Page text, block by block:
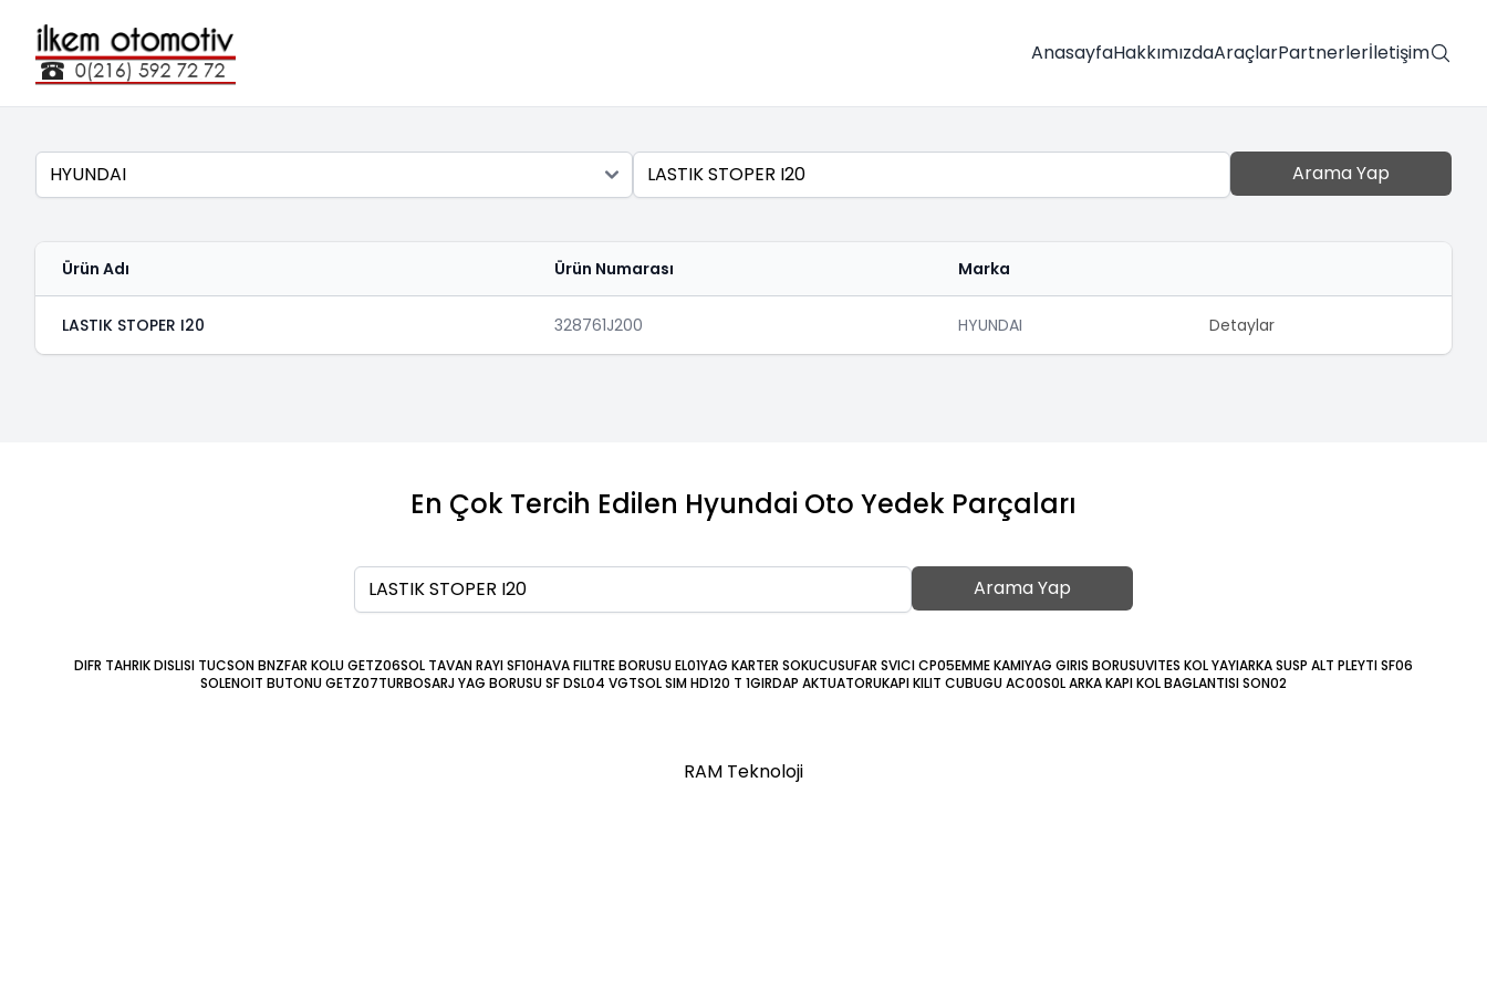
AnasayfaHakkımızdaAraçlarPartnerlerİletişim
Marka Ara Arama Yap
Ürün Adı Ürün Numarası Marka
LASTIK STOPER I20 328761J200 HYUNDAI Detaylar
En Çok Tercih Edilen Hyundai Oto Yedek Parçaları
Ara Arama Yap
DIFR TAHRIK DISLISI TUCSON BNZFAR KOLU GETZ06SOL TAVAN RAYI SF10HAVA FILITRE BORUSU EL01YAG KARTER SOKUCUSUFAR SVICI CP05EMME KAMIYAG GIRIS BORUSUVITES KOL YAYIARKA SUSP ALT PLEYTI SF06
SOLENOIT BUTONU GETZ07TURBOSARJ YAG BORUSU SF DSL04 VGTSOL SIM HD120 T 1GIRDAP AKTUATORUKAPI KILIT CUBUGU AC00S0L ARKA KAPI KOL BAGLANTISI SON02
RAM Teknoloji